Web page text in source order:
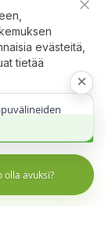
×
olla avuksi?
evästeitä,
tietää